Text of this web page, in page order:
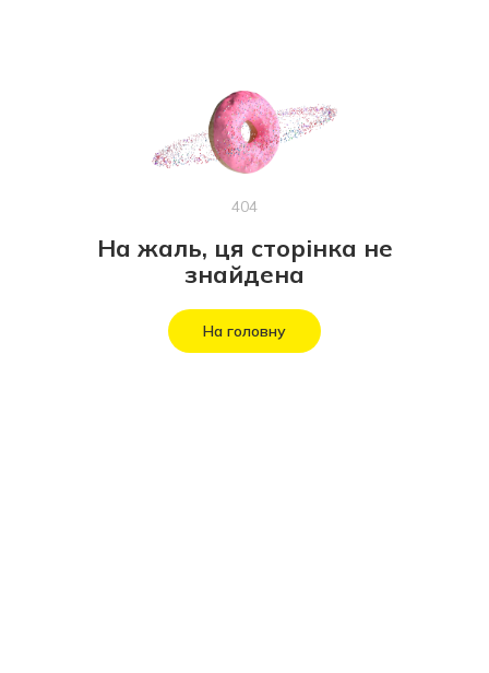
404
На жаль, ця сторінка не
знайдена
На головну